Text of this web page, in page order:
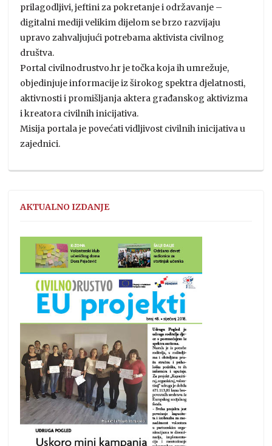
prilagodljivi, jeftini za pokretanje i održavanje –
digitalni mediji velikim dijelom se brzo razvijaju
upravo zahvaljujući potrebama aktivista civilnog
društva.
Portal civilnodrustvo.hr je točka koja ih umrežuje,
objedinjuje informacije iz širokog spektra djelatnosti,
aktivnosti i promišljanja aktera građanskog aktivizma
i kreatora civilnih inicijativa.
Misija portala je povećati vidljivost civilnih inicijativa u
zajednici.
AKTUALNO IZDANJE